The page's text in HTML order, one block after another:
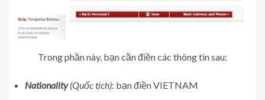
Trong phần này, bạn cần điền các thông tin sau:
Nationality (Quốc tịch): bạn điền VIETNAM